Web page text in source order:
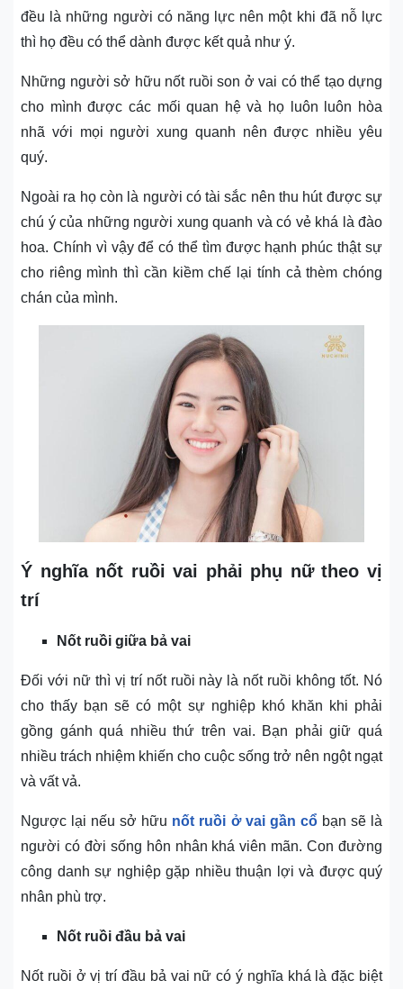
đều là những người có năng lực nên một khi đã nỗ lực
thì họ đều có thể dành được kết quả như ý.
Những người sở hữu nốt ruồi son ở vai có thể tạo dựng
cho mình được các mối quan hệ và họ luôn luôn hòa
nhã với mọi người xung quanh nên được nhiều yêu
quý.
Ngoài ra họ còn là người có tài sắc nên thu hút được sự
chú ý của những người xung quanh và có vẻ khá là đào
hoa. Chính vì vậy để có thể tìm được hạnh phúc thật sự
cho riêng mình thì cần kiềm chế lại tính cả thèm chóng
chán của mình.
Ý nghĩa nốt ruồi vai phải phụ nữ theo vị
trí
Nốt ruồi giữa bả vai
Đối với nữ thì vị trí nốt ruồi này là nốt ruồi không tốt. Nó
cho thấy bạn sẽ có một sự nghiệp khó khăn khi phải
gồng gánh quá nhiều thứ trên vai. Bạn phải giữ quá
nhiều trách nhiệm khiến cho cuộc sống trở nên ngột ngạt
và vất vả.
Ngược lại nếu sở hữu nốt ruồi ở vai gần cổbạn sẽ là
người có đời sống hôn nhân khá viên mãn. Con đường
công danh sự nghiệp gặp nhiều thuận lợi và được quý
nhân phù trợ.
Nốt ruồi đầu bả vai
Nốt ruồi ở vị trí đầu bả vai nữ có ý nghĩa khá là đặc biệt